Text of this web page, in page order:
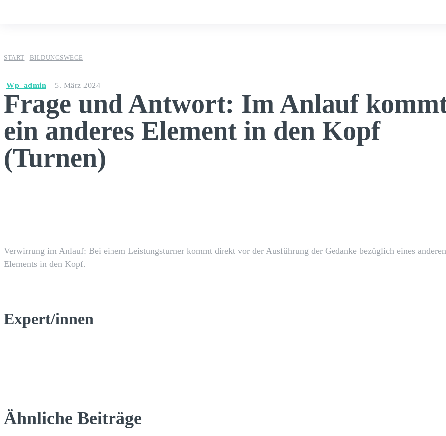
START BILDUNGSWEGE
Wp_admin 5. März 2024
Frage und Antwort: Im Anlauf
ein anderes Element in den Kopf
(Turnen)
Verwirrung im Anlauf: Bei einem Leistungsturner kommt direkt vor der Ausführung der Gedanke bezüglich eines anderen
Elements in den Kopf.
Expert/innen
Ähnliche Beiträge